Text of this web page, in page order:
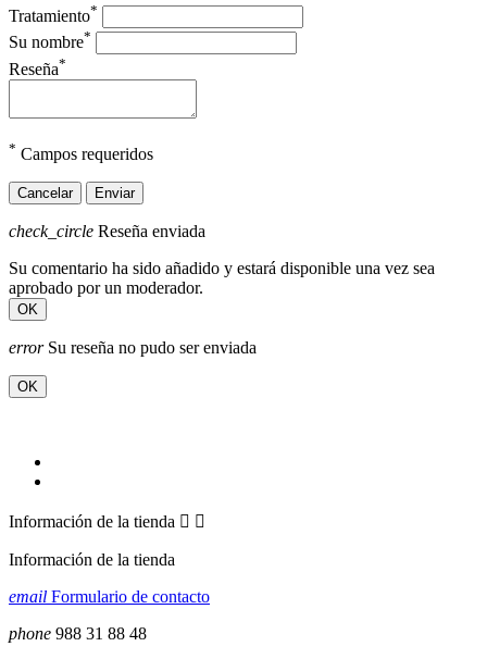
Tratamiento*
Su nombre*
Reseña*
* Campos requeridos
Cancelar Enviar
check_circle Reseña enviada
Su comentario ha sido añadido y estará disponible una vez sea
aprobado por un moderador.
OK
errorSu reseña no pudo ser enviada
OK
Información de la tienda  
Información de la tienda
email Formulario de contacto
phone 988 31 88 48